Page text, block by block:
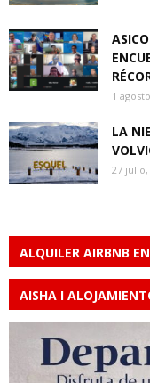
1
LA
27 julio,
ALQUILER AIRBNB
AISHA I